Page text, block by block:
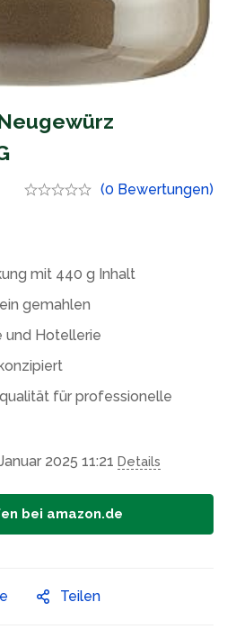
(0 Bewertungen)
mit 440 g Inhalt
gemahlen
und Hotellerie
für professionelle
2025 11:21 Details
bei amazon.de
Teilen